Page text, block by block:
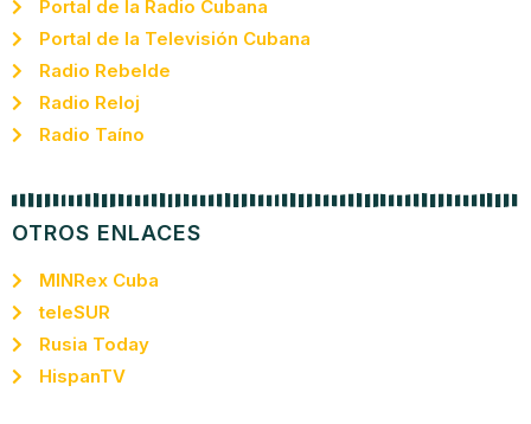
Portal de la Radio Cubana
Portal de la Televisión Cubana
Radio Rebelde
Radio Reloj
Radio Taíno
OTROS ENLACES
MINRex Cuba
teleSUR
Rusia Today
HispanTV